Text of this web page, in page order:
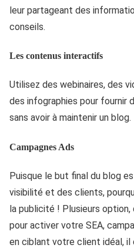
leur partageant des
conseils.
Les contenus interactifs
Utilisez des webinaires, des
des infographies pour fournir
sans avoir à maintenir un blog.
Campagnes Ads
Puisque le but final du blog
visibilité et des clients,
la publicité ! Plusieurs option,
pour activer votre SEA,
en ciblant votre client idéal,